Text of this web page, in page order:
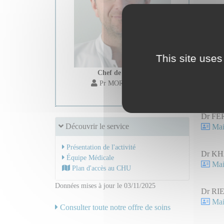
Chef de service :
Pr MOREL Jerome
Découvrir le service
Présentation de l'activité
Équipe Médicale
Plan d'accès au CHU
Données mises à jour le 03/11/2025
Consulter toute notre offre de soins
Dr
Dr
Dr
Dr
This site